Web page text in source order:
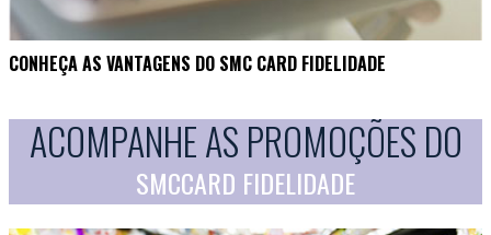
CONHEÇA AS VANTAGENS DO SMC CARD FIDELIDADE
ACOMPANHE AS PROMOÇÕES DO
SMCCARD FIDELIDADE